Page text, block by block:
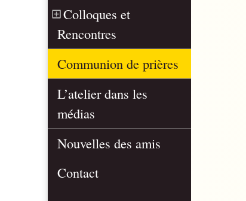
Colloques et
Rencontres
Communion de prières
L’atelier dans les
médias
Nouvelles des amis
Contact